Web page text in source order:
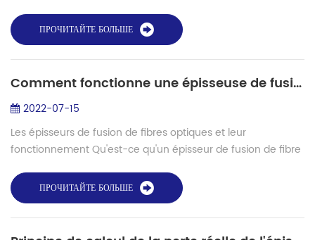
la même fibre, plusieurs signau...
ПРОЧИТАЙТЕ БОЛЬШЕ
Comment fonctionne une épisseuse de fusion de fibres？
2022-07-15
Les épisseurs de fusion de fibres optiques et leur
fonctionnement Qu'est-ce qu'un épisseur de fusion de fibre
dispositif qui utilise un arc ...
ПРОЧИТАЙТЕ БОЛЬШЕ